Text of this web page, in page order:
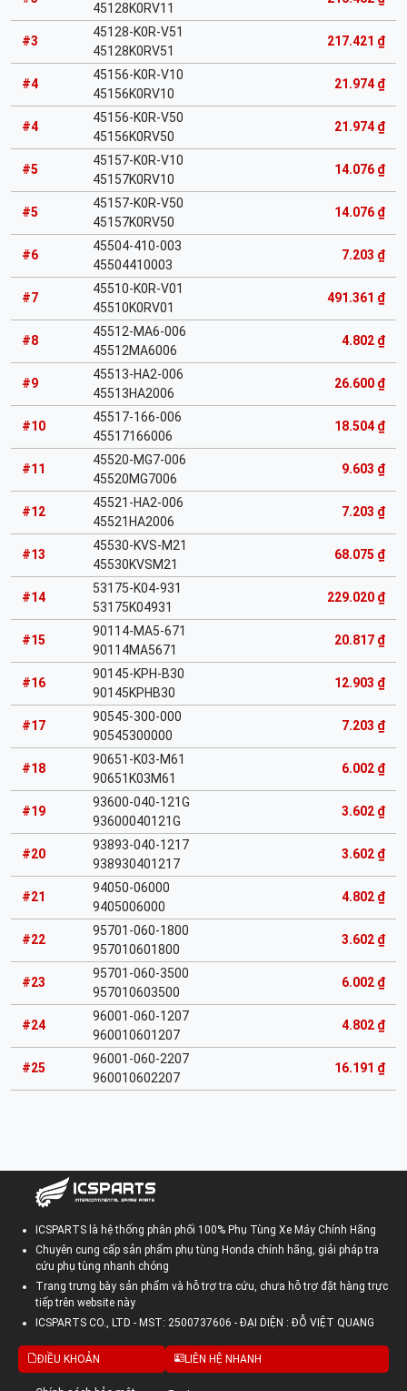
45128K0RV11
#3
45128-K0R-V51
45128K0RV51
217.421 ₫
#4
45156-K0R-V10
45156K0RV10
21.974 ₫
#4
45156-K0R-V50
45156K0RV50
21.974 ₫
#5
45157-K0R-V10
45157K0RV10
14.076 ₫
#5
45157-K0R-V50
45157K0RV50
14.076 ₫
#6
45504-410-003
45504410003
7.203 ₫
#7
45510-K0R-V01
45510K0RV01
491.361 ₫
#8
45512-MA6-006
45512MA6006
4.802 ₫
#9
45513-HA2-006
45513HA2006
26.600 ₫
#10
45517-166-006
45517166006
18.504 ₫
#11
45520-MG7-006
45520MG7006
9.603 ₫
#12
45521-HA2-006
45521HA2006
7.203 ₫
#13
45530-KVS-M21
45530KVSM21
68.075 ₫
#14
53175-K04-931
53175K04931
229.020 ₫
#15
90114-MA5-671
90114MA5671
20.817 ₫
#16
90145-KPH-B30
90145KPHB30
12.903 ₫
#17
90545-300-000
90545300000
7.203 ₫
#18
90651-K03-M61
90651K03M61
6.002 ₫
#19
93600-040-121G
93600040121G
3.602 ₫
#20
93893-040-1217
938930401217
3.602 ₫
#21
94050-06000
9405006000
4.802 ₫
#22
95701-060-1800
957010601800
3.602 ₫
#23
95701-060-3500
957010603500
6.002 ₫
#24
96001-060-1207
960010601207
4.802 ₫
#25
96001-060-2207
960010602207
16.191 ₫
ICSPARTS là hệ thống phân phối 100% Phụ Tùng Xe Máy Chính Hãng
Chuyên cung cấp sản phẩm phụ tùng Honda chính hãng, giải pháp tra
cứu phụ tùng nhanh chóng
Trang trưng bày sản phẩm và hỗ trợ tra cứu, chưa hỗ trợ đặt hàng trực
tiếp trên website này
ICSPARTS CO., LTD - MST: 2500737606 - ĐẠI DIỆN : ĐỖ VIỆT QUANG
ĐIỀU KHOẢN LIÊN HỆ NHANH